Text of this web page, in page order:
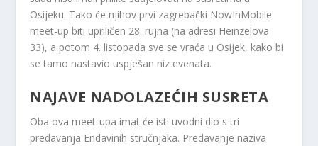
Osijeku. Tako će njihov prvi zagrebački NowInMobile
meet-up biti upriličen 28. rujna (na adresi Heinzelova
33), a potom 4. listopada sve se vraća u Osijek, kako bi
se tamo nastavio uspješan niz evenata.
NAJAVE NADOLAZEĆIH SUSRETA
Oba ova meet-upa imat će isti uvodni dio s tri
predavanja Endavinih stručnjaka. Predavanje naziva